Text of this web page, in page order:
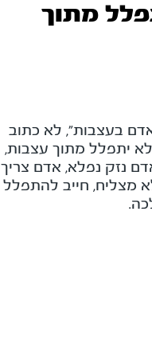
מתוך
בעצבות", לא כתוב
יתפלל מתוך עצבות,
נזק נפלא, אדם צריך
מצליח, חייב להתפלל